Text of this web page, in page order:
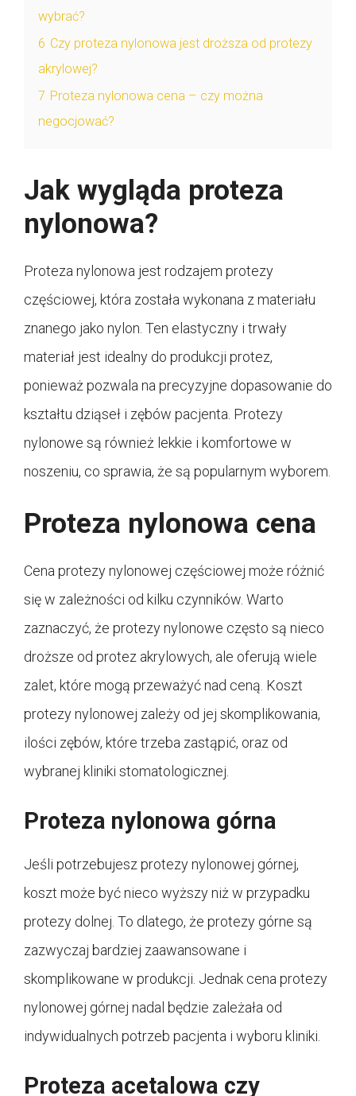
wybrać?
6 Czy proteza nylonowa jest droższa od protezy
akrylowej?
7 Proteza nylonowa cena – czy można
negocjować?
Jak wygląda proteza
nylonowa?
Proteza nylonowa jest rodzajem protezy
częściowej, która została wykonana z materiału
znanego jako nylon. Ten elastyczny i trwały
materiał jest idealny do produkcji protez,
ponieważ pozwala na precyzyjne dopasowanie do
kształtu dziąseł i zębów pacjenta. Protezy
nylonowe są również lekkie i komfortowe w
noszeniu, co sprawia, że są popularnym wyborem.
Proteza nylonowa cena
Cena protezy nylonowej częściowej może różnić
się w zależności od kilku czynników. Warto
zaznaczyć, że protezy nylonowe często są nieco
droższe od protez akrylowych, ale oferują wiele
zalet, które mogą przeważyć nad ceną. Koszt
protezy nylonowej zależy od jej skomplikowania,
ilości zębów, które trzeba zastąpić, oraz od
wybranej kliniki stomatologicznej.
Proteza nylonowa górna
Jeśli potrzebujesz protezy nylonowej górnej,
koszt może być nieco wyższy niż w przypadku
protezy dolnej. To dlatego, że protezy górne są
zazwyczaj bardziej zaawansowane i
skomplikowane w produkcji. Jednak cena protezy
nylonowej górnej nadal będzie zależała od
indywidualnych potrzeb pacjenta i wyboru kliniki.
Proteza acetalowa czy